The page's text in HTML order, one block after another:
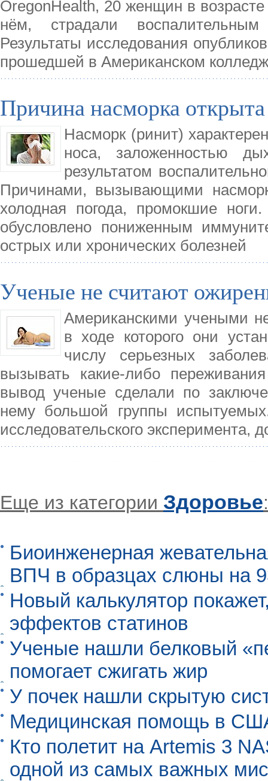
OregonHealth, 20 женщин в
нём, страдали
Результаты исследования
прошедшей в Американском
Причина насморка открыта
Насморк (ринит)
носа, заложенностью
результатом
Причинами, вызывающими
холодная погода, промокшие
обусловлено пониженным
острых или хронических болезней
Ученые не считают
Американскими учеными
в ходе которого они
числу серьезных
вызывать какие-либо
вывод ученые сделали по
нему большой группы
исследовательского эксперимента,
Еще из категории Здоровье:
Биоинженерная
ВПЧ в образцах слюны на
Новый калькулятор
эффектов статинов
Ученые нашли белковый
помогает сжигать жир
У почек нашли скрытую
Медицинская помощь в
Кто полетит на Artemis 3
одной из самых важных